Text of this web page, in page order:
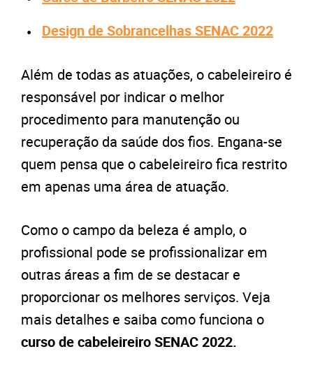
Design de Sobrancelhas SENAC 2022
Além de todas as atuações, o cabeleireiro é
responsável por indicar o melhor
procedimento para manutenção ou
recuperação da saúde dos fios. Engana-se
quem pensa que o cabeleireiro fica restrito
em apenas uma área de atuação.
Como o campo da beleza é amplo, o
profissional pode se profissionalizar em
outras áreas a fim de se destacar e
proporcionar os melhores serviços. Veja
mais detalhes e saiba como funciona o
curso de cabeleireiro SENAC 2022.